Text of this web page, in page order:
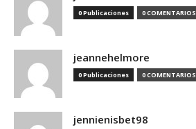
0 Publicaciones 0 COMENTARIOS
jeannehelmore
0 Publicaciones 0 COMENTARIOS
jennienisbet98